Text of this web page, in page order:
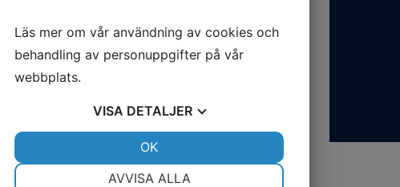
Trädgård & Fritid
Läs mer om vår användning av cookies och
behandling av personuppgifter på vår
webbplats.
VISA DETALJER
AVVISA ALLA
OK